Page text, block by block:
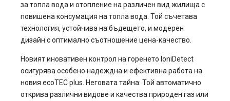
за топла вода и отопление на различен вид жилища с
повишена консумация на топла вода. Той съчетава
технология, устойчива на бъдещето, и модерен
дизайн с оптимално съотношение цена-качество.
Новият иновативен контрол на горенето IoniDetect
осигурява особено надеждна и ефективна работа на
новия ecoTEC plus. Неговата тайна: Той автоматично
открива различни видове и качества природен газ или